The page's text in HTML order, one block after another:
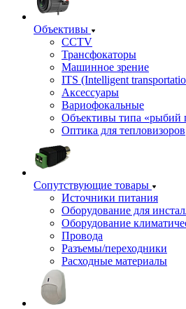
Объективы
CCTV
Трансфокаторы
Машинное зрение
ITS (Intelligent
Аксессуары
Вариофокальные
Объективы типа «рыбий
Оптика для тепловизоров
Сопутствующие товары
Источники питания
Оборудование для
Оборудование
Провода
Разъемы/переходники
Расходные материалы